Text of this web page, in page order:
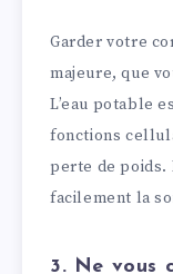
Garder votre
majeure, que
L’eau potable
fonctions
perte de poids.
facilement la
3. Ne vous